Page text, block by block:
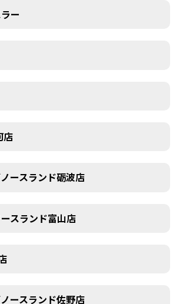
ー
店
ースランド砺波店
スランド富山店
ースランド佐野店